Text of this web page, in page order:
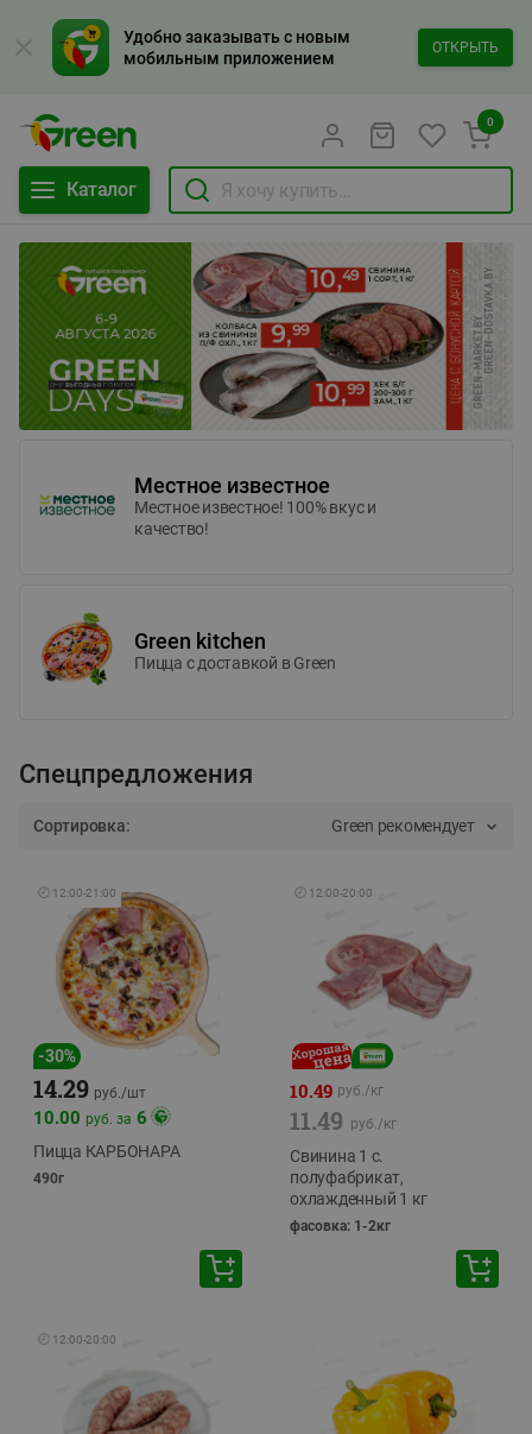
Удобно заказывать с новым
мобильным приложением
ОТКРЫТЬ
Каталог
0
Местное известное
Местное известное! 100% вкус и
качество!
Green kitchen
Пицца c доставкой в Green
Спецпредложения
Сортировка: Green рекомендует
🕘 12:00-21:00
-30%
14.29 руб./шт
10.00 руб. за 6
Пицца КАРБОНАРА
490г
🕘 12:00-20:00
10.49 руб./кг
11.49 руб./кг
Свинина 1 с.
полуфабрикат,
охлажденный 1 кг
фасовка: 1-2кг
🕘 12:00-20:00